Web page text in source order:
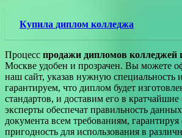
Купила диплом колледжа
Процесс продажи дипломов колледжей
Москве удобен и прозрачен. Вы можете
наш сайт, указав нужную
гарантируем, что диплом будет
стандартов, и доставим его в
эксперты обеспечат правильность
документа всем требованиям,
пригодность для использования в